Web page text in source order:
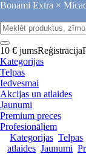
Bonami Extra ×
10 € jumsReģistrācija
Kategorijas
Telpas
Iedvesmai
Akcijas un atlaides
Jaunumi
Premium preces
Profesionāļiem
Kategorijas Telpas
atlaides Jaunumi